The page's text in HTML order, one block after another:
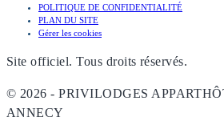
POLITIQUE DE CONFIDENTIALITÉ
PLAN DU SITE
Gérer les cookies
Site officiel. Tous droits réservés.
© 2026 - PRIVILODGES
ANNECY